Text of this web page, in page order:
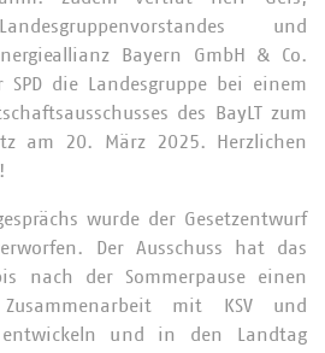
und
Bayern GmbH & Co.
SPD die Landesgruppe bei einem
des BayLT zum
am 20. März 2025. Herzlichen
wurde der Gesetzentwurf
Der Ausschuss hat das
nach der Sommerpause einen
mit KSV und
entwickeln und in den Landtag